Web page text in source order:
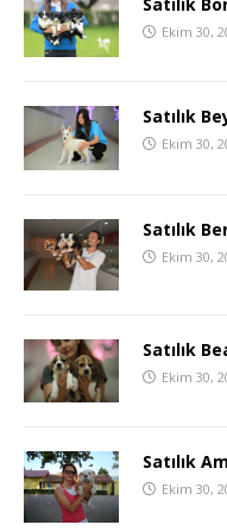
Ekim 30,
Satılık
Ekim 30,
Satılık
Ekim 30,
Satılık
Ekim 30,
Satılık
Ekim 30,